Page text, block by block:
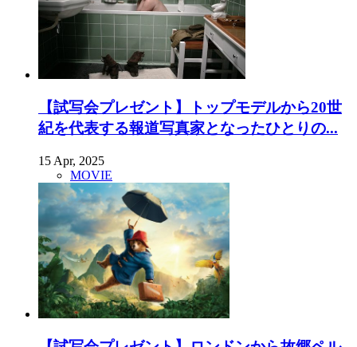
【試写会プレゼント】トップモデルから20世
紀を代表する報道写真家となったひとりの...
15 Apr, 2025
MOVIE